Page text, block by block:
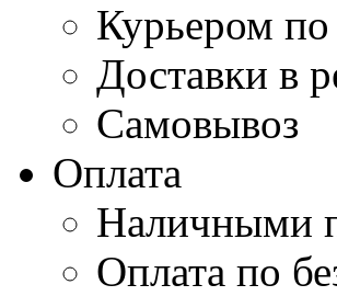
Курьером
Доставки в
Самовывоз
Оплата
Наличными
Оплата по